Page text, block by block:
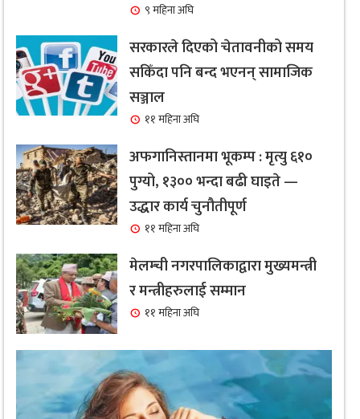
९ महिना अघि
सरकारले दिएको चेतावनीको समय
सकिँदा पनि बन्द भएनन् सामाजिक
सञ्जाल
११ महिना अघि
अफगानिस्तानमा भूकम्प : मृत्यु ६१०
पुग्यो, १३०० भन्दा बढी घाइते —
उद्धार कार्य चुनौतीपूर्ण
११ महिना अघि
मेलम्ची नगरपालिकाद्वारा मुख्यमन्त्री
र मन्त्रीहरुलाई सम्मान
११ महिना अघि